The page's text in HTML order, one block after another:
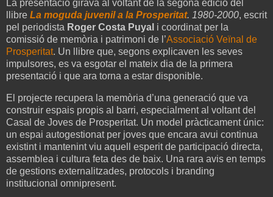
La presentació girava al voltant de la segona edició del
llibre La moguda juvenil a la Prosperitat. 1980-2000, escrit
pel periodista Roger Costa Puyal i coordinat per la
comissió de memòria i patrimoni de l’Associació Veïnal de
Prosperitat. Un llibre que, segons explicaven les seves
impulsores, es va esgotar el mateix dia de la primera
presentació i que ara torna a estar disponible.
El projecte recupera la memòria d’una generació que va
construir espais propis al barri, especialment al voltant del
Casal de Joves de Prosperitat. Un model pràcticament únic:
un espai autogestionat per joves que encara avui continua
existint i mantenint viu aquell esperit de participació directa,
assemblea i cultura feta des de baix. Una rara avis en temps
de gestions externalitzades, protocols i branding
institucional omnipresent.